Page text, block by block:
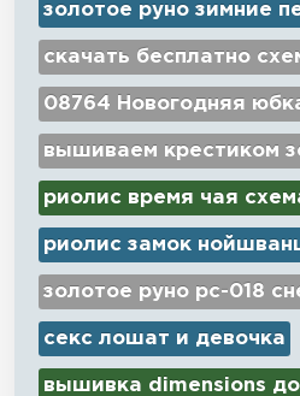
золотое руно зимние
скачать бесплатно
08764 Новогодняя
вышиваем крестиком
риолис время чая
риолис замок
золотое руно рс-018
секс лошат и девочка
вышивка dimensions